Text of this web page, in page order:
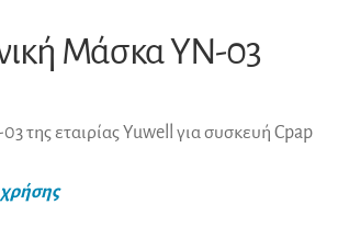
Μάσκα YN-03
της εταιρίας Yuwell για συσκευή Cpap
χρήσης